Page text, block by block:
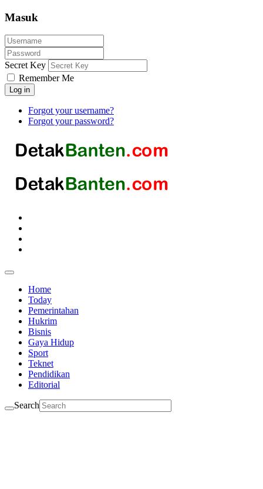
Masuk
Secret Key
Remember Me
Log in
Forgot your username?
Forgot your password?
Home
Today
Pemerintahan
Hukrim
Bisnis
Gaya Hidup
Sport
Teknet
Pendidikan
Editorial
Search